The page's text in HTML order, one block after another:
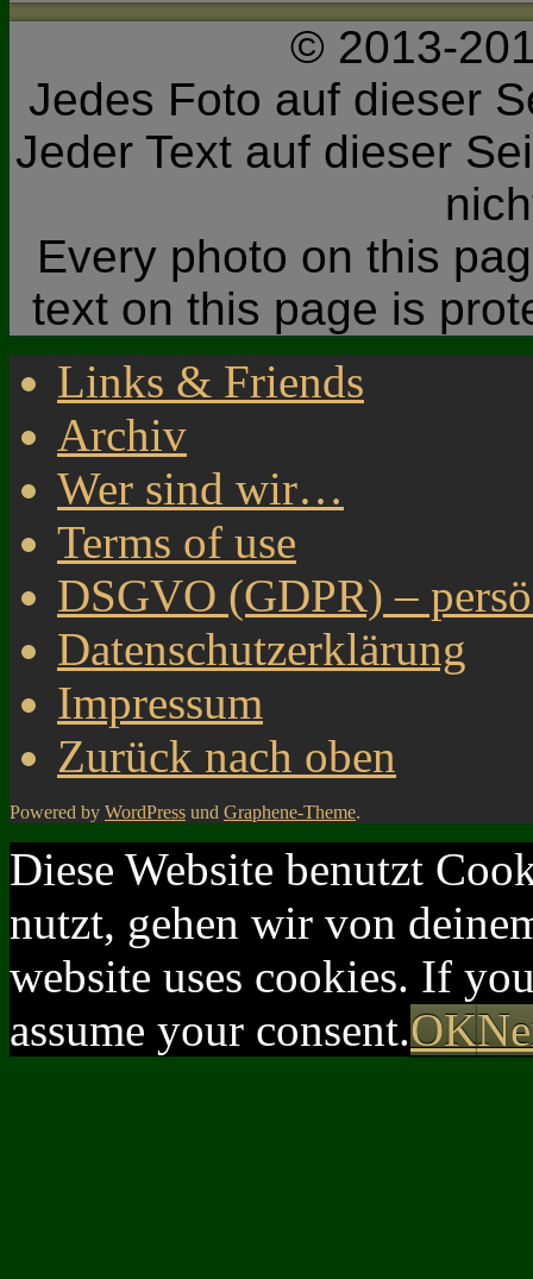
© 2013-
Jedes Foto auf dieser
Jeder Text auf dieser
Every photo on this
text on this page is
Links & Friends
Archiv
Wer sind wir…
Terms of use
DSGVO (GDPR) –
Datenschutzerklärung
Impressum
Zurück nach oben
Powered by WordPress und Graphene-Theme.
Diese Website benutzt
nutzt, gehen wir von
website uses cookies. If
assume your consent.OK